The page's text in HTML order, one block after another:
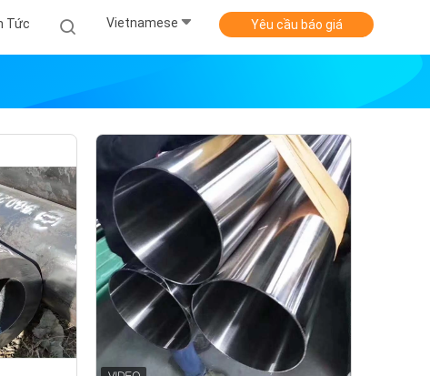
Tức Vietnamese Yêu cầu báo giá